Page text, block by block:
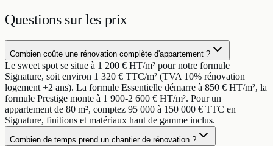
Questions surles prix
Combien coûte une rénovation complète d'appartement ?
Le sweet spot se situe à 1 200 € HT/m² pour notre formule
Signature, soit environ 1 320 € TTC/m² (TVA 10% rénovation
logement +2 ans). La formule Essentielle démarre à 850 € HT/m², la
formule Prestige monte à 1 900-2 600 € HT/m². Pour un
appartement de 80 m², comptez 95 000 à 150 000 € TTC en
Signature, finitions et matériaux haut de gamme inclus.
Combien de temps prend un chantier de rénovation ?